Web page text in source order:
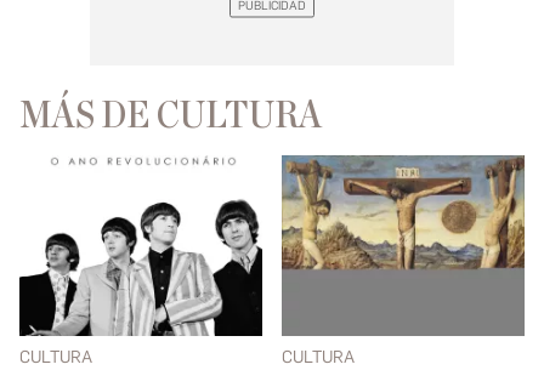
MÁS DE CULTURA
CULTURA CULTURA